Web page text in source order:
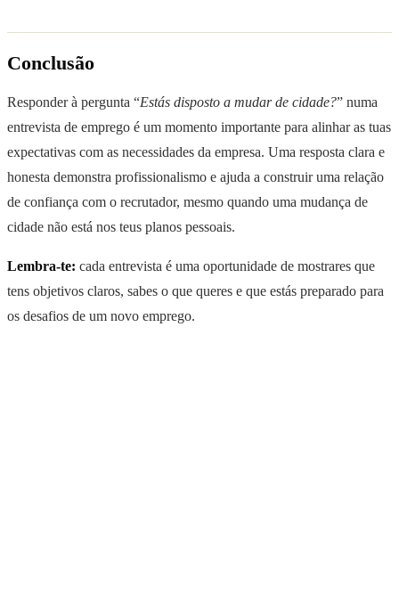
Conclusão
Responder à pergunta “Estás disposto a mudar de cidade?” numa
entrevista de emprego é um momento importante para alinhar as tuas
expectativas com as necessidades da empresa. Uma resposta clara e
honesta demonstra profissionalismo e ajuda a construir uma relação
de confiança com o recrutador, mesmo quando uma mudança de
cidade não está nos teus planos pessoais.
Lembra-te: cada entrevista é uma oportunidade de mostrares que
tens objetivos claros, sabes o que queres e que estás preparado para
os desafios de um novo emprego.